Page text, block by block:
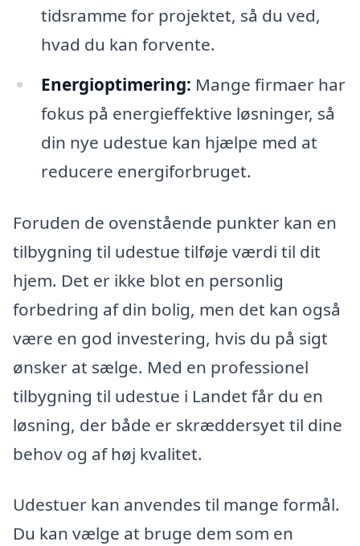
tidsramme for projektet, så du ved,
hvad du kan forvente.
Energioptimering: Mange firmaer har
fokus på energieffektive løsninger, så
din nye udestue kan hjælpe med at
reducere energiforbruget.
Foruden de ovenstående punkter kan en
tilbygning til udestue tilføje værdi til dit
hjem. Det er ikke blot en personlig
forbedring af din bolig, men det kan også
være en god investering, hvis du på sigt
ønsker at sælge. Med en professionel
tilbygning til udestue i Landet får du en
løsning, der både er skræddersyet til dine
behov og af høj kvalitet.
Udestuer kan anvendes til mange formål.
Du kan vælge at bruge dem som en